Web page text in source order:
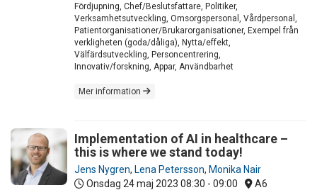
Fördjupning, Chef/Beslutsfattare, Politiker,
Verksamhetsutveckling, Omsorgspersonal, Vårdpersonal,
Patientorganisationer/Brukarorganisationer, Exempel från
verkligheten (goda/dåliga), Nytta/effekt,
Välfärdsutveckling, Personcentrering,
Innovativ/forskning, Appar, Användbarhet
Mer information
Implementation of AI in healthcare –
this is where we stand today!
Jens Nygren, Lena Petersson, Monika Nair
Onsdag 24 maj 2023 08:30 - 09:00 A6